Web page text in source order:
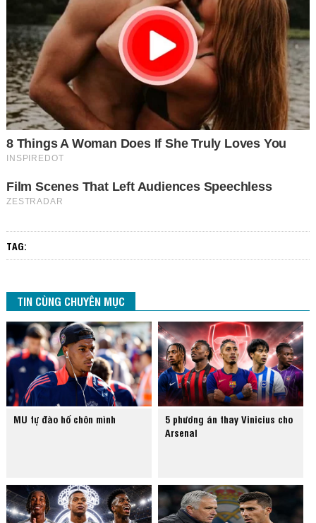
TAG:
TIN CÙNG CHUYÊN MỤC
MU tự đào hố chôn mình
5 phương án thay Vinicius cho
Arsenal